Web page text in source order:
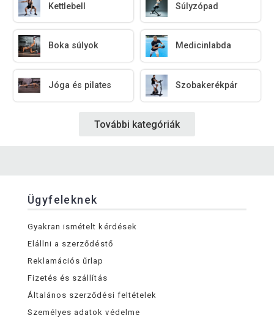
Kettlebell Súlyzópad
Boka súlyok Medicinlabda
Jóga és pilates Szobakerékpár
További kategóriák
Ügyfeleknek
Gyakran ismételt kérdések
Elállni a szerződéstő
Reklamációs űrlap
Fizetés és szállítás
Általános szerződési feltételek
Személyes adatok védelme